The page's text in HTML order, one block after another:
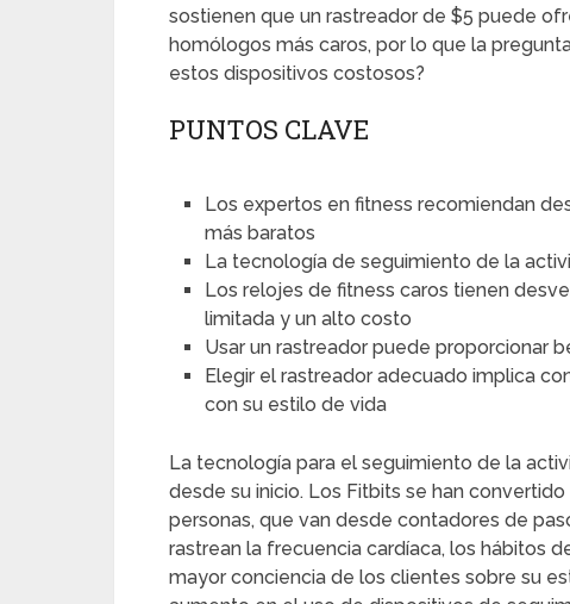
sostienen que un rastreador de $5 puede
homólogos más caros, por lo que la
estos dispositivos costosos?
PUNTOS CLAVE
Los expertos en fitness recomiendan
más baratos
La tecnología de seguimiento de la
Los relojes de fitness caros tienen
limitada y un alto costo
Usar un rastreador puede proporcionar
Elegir el rastreador adecuado implica
con su estilo de vida
La tecnología para el seguimiento de la
desde su inicio. Los Fitbits se han
personas, que van desde contadores de
rastrean la frecuencia cardíaca, los hábitos
mayor conciencia de los clientes sobre su